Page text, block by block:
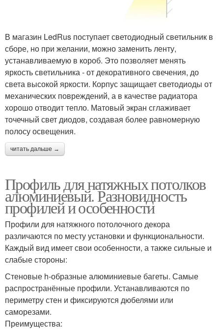
В магазин LedRus поступает светодиодный светильник в
сборе, но при желании, можно заменить ленту,
устанавливаемую в короб. Это позволяет менять
яркость светильника - от декоративного свечения, до
света высокой яркости. Корпус защищает светодиоды от
механических повреждений, а в качестве радиатора
хорошо отводит тепло. Матовый экран сглаживает
точечный свет диодов, создавая более равномерную
полосу освещения.
читать дальше →
Профиль для натяжных потолков
алюминиевый. Разновидность
профилей и особенности
Профили для натяжного потолочного декора
различаются по месту установки и функциональности.
Каждый вид имеет свои особенности, а также сильные и
слабые стороны:
Стеновые h-образные алюминиевые багеты. Самые
распространённые профили. Устанавливаются по
периметру стен и фиксируются дюбелями или
саморезами.
Преимущества: